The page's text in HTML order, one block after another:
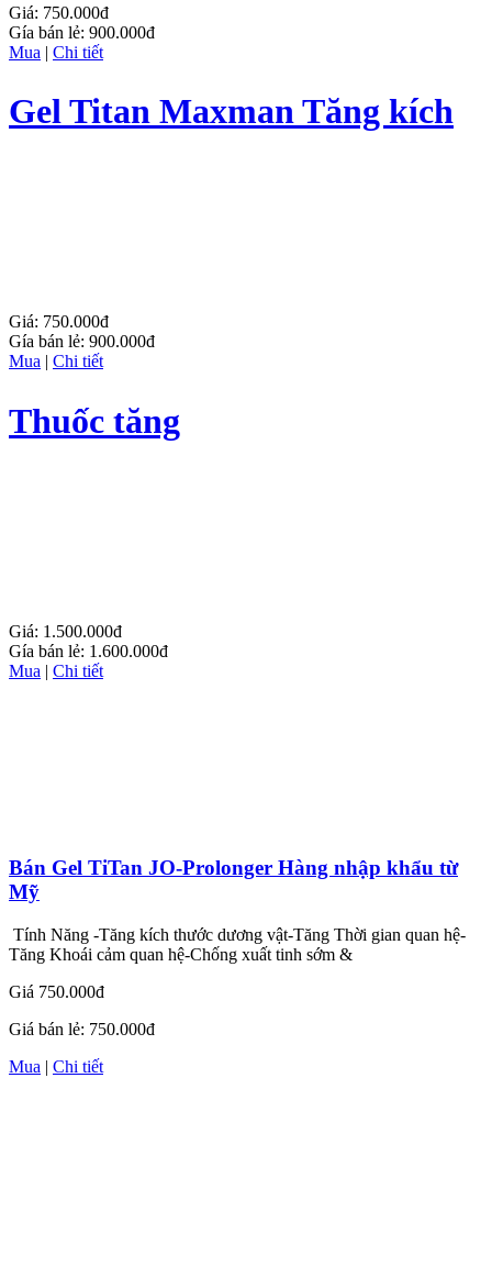
Giá: 750.000đ
Gía bán lẻ: 900.000đ
Mua | Chi tiết
Gel Titan Maxman Tăng kích
Giá: 750.000đ
Gía bán lẻ: 900.000đ
Mua
Chi tiết
Thuốc tăng
Giá: 1.500.000đ
Gía bán lẻ: 1.600.000đ
Mua | Chi tiết
Bán Gel TiTan JO-Prolonger Hàng nhập khẩu từ
Mỹ
Tính Năng -Tăng kích thước dương vật-Tăng Thời gian quan hệ-
Tăng Khoái cảm quan hệ-Chống xuất tinh sớm &
Giá 750.000đ
Giá bán lẻ: 750.000đ
Mua | Chi tiết